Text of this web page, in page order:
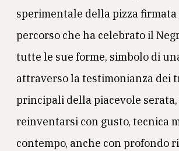
sperimentale della pizza firmata
percorso che ha celebrato il
tutte le sue forme, simbolo di
attraverso la testimonianza dei
principali della piacevole
reinventarsi con gusto, tecnica
contempo, anche con profondo